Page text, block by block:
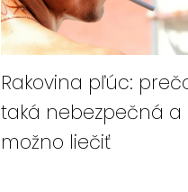
Rakovina pľúc:
taká nebezpečná a
možno liečiť